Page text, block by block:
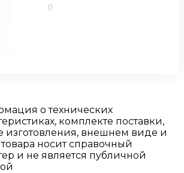
о технических
комплекте поставки,
изготовления, внешнем виде и
носит справочный
и не является публичной